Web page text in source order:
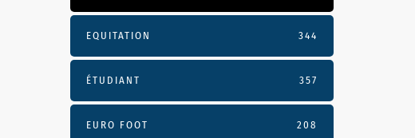
EQUITATION 344
ÉTUDIANT 357
EURO FOOT 208